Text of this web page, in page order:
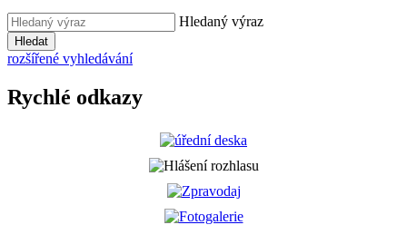
Hledaný výraz
Hledat
rozšířené vyhledávání
Rychlé odkazy